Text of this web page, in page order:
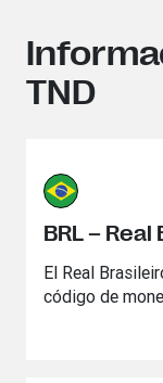
TND
BRL –
El Real
código de